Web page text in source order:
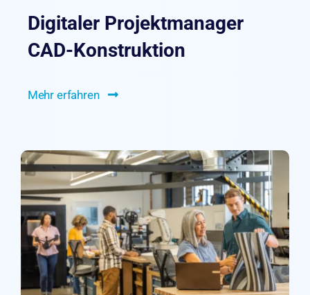
Digitaler Projektmanager
CAD-Konstruktion
Mehr erfahren